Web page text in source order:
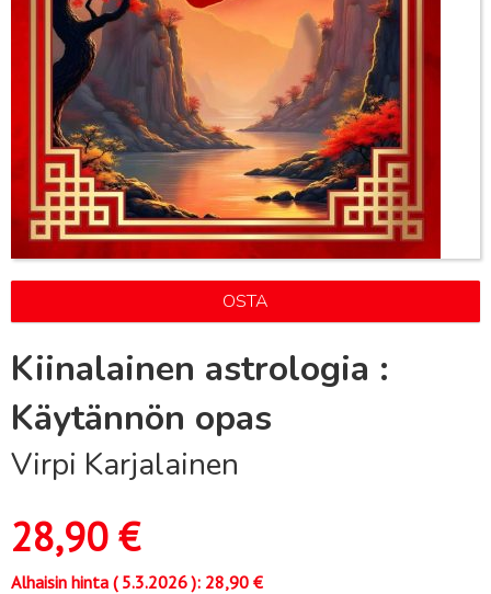
OSTA
Kiinalainen astrologia :
Käytännön opas
Virpi Karjalainen
28,90€
Alhaisin hinta (5.3.2026): 28,90 €